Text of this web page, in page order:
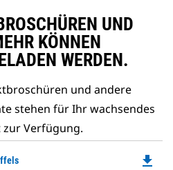
UND
KÖNNEN
WERDEN.
und andere
stehen für Ihr wachsendes
zur Verfügung.
file_download